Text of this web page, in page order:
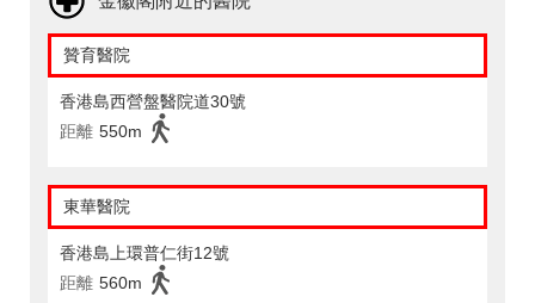
贊育醫院
香港島西營盤醫院道30號
距離 550m
東華醫院
香港島上環普仁街12號
距離 560m